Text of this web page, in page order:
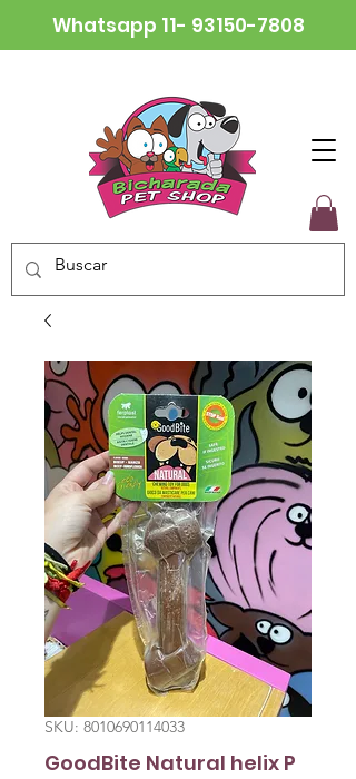
Whatsapp 11- 93150-7808
SKU: 8010690114033
GoodBite Natural helix P